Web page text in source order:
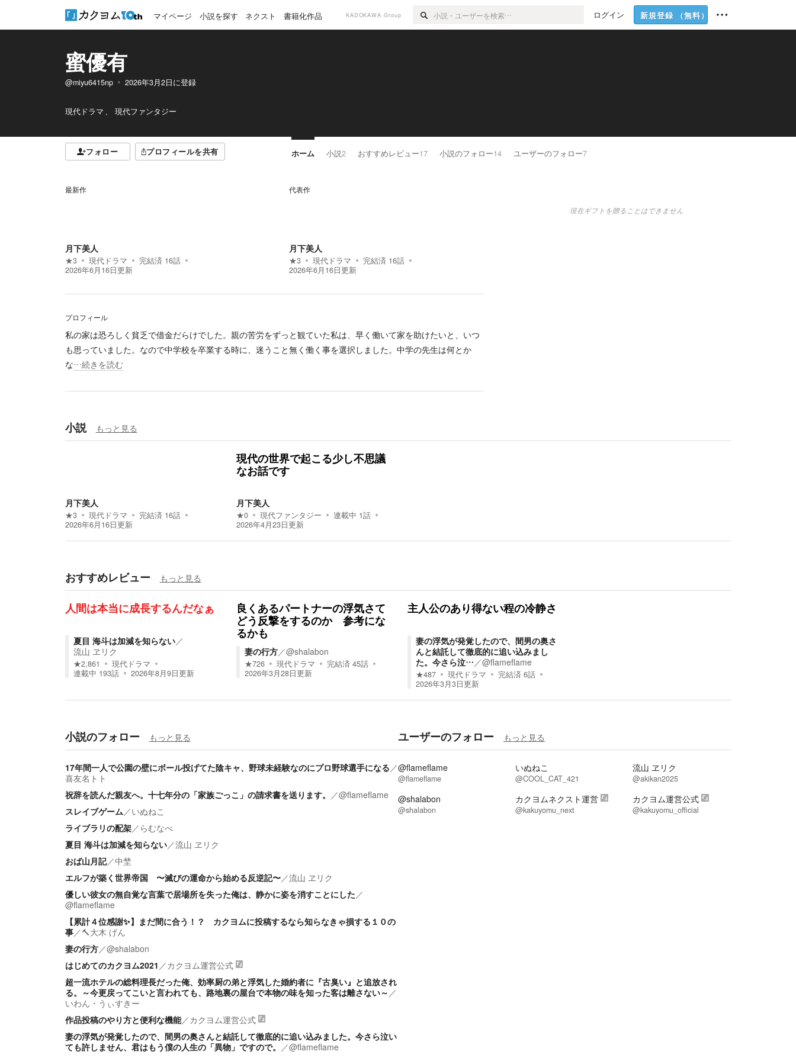
マイページ 小説を探す ネクスト 書籍化作品 KADOKAWA Group ログイン 新規登録 （無料）
蜜優有
@miyu6415np 2026年3月2日に登録
現代ドラマ 現代ファンタジー
フォロー プロフィールを共有 ホーム 小説2 おすすめレビュー17 小説のフォロー14 ユーザーのフォロー7
最新作
月下美人
★3 現代ドラマ 完結済 16話
2026年6月16日更新
代表作
月下美人
★3 現代ドラマ 完結済 16話
2026年6月16日更新
プロフィール
私の家は恐ろしく貧乏で借金だらけでした。親の苦労をずっと観ていた私は、早く働いて家を助けたいと、いつ
も思っていました。なので中学校を卒業する時に、迷うこと無く働く事を選択しました。中学の先生は何とか
な…続きを読む
現在ギフトを贈ることはできません
小説 もっと見る
月下美人
★3 現代ドラマ 完結済 16話
2026年6月16日更新
現代の世界で起こる少し不思議
なお話です
月下美人
★0 現代ファンタジー 連載中 1話
2026年4月23日更新
おすすめレビュー もっと見る
人間は本当に成長するんだなぁ
夏目 海斗は加減を知らない／
流山 ヱリク
★2,861
現代ドラマ
連載中 193話 2026年8月9日更新
良くあるパートナーの浮気さて
どう反撃をするのか 参考にな
るかも
妻の行方／@shalabon
★726 現代ドラマ 完結済 45話
2026年3月28日更新
主人公のあり得ない程の冷静さ
妻の浮気が発覚したので、間男の奥さ
んと結託して徹底的に追い込みまし
た。今さら泣…／@flameflame
★487 現代ドラマ 完結済 6話
2026年3月3日更新
小説のフォロー もっと見る
17年間一人で公園の壁にボール投げてた陰キャ、野球未経験なのにプロ野球選手になる／
喜友名トト
祝辞を読んだ親友へ。十七年分の「家族ごっこ」の請求書を送ります。 ／@flameflame
スレイブゲーム／いぬねこ
ライブラリの配架／ らむなべ
夏目 海斗は加減を知らない／流山 ヱリク
おば山月記／中埜
エルフが築く世界帝国 〜滅びの運命から始める反逆記〜／流山 ヱリク
優しい彼女の無自覚な言葉で居場所を失った俺は、静かに姿を消すことにした／
@flameflame
【累計４位感謝✨】まだ間に合う！？ カクヨムに投稿するなら知らなきゃ損する１０の
事／🔨大木 げん
妻の行方／@shalabon
はじめてのカクヨム2021 ／カクヨム運営公式
超一流ホテルの総料理長だった俺、効率厨の弟と浮気した婚約者に『古臭い』と追放され
る。～今更戻ってこいと言われても、路地裏の屋台で本物の味を知った客は離さない～ ／
いわん・うぃすきー
作品投稿のやり方と便利な機能／カクヨム運営公式
妻の浮気が発覚したので、間男の奥さんと結託して徹底的に追い込みました。今さら泣い
ても許しません、君はもう僕の人生の「異物」ですので。 ／@flameflame
ユーザーのフォロー もっと見る
@flameflame
@flameflame
いぬねこ
@COOL_CAT_421
流山 ヱリク
@akikan2025
@shalabon
@shalabon
カクヨムネクスト運営
@kakuyomu_next
カクヨム運営公式
@kakuyomu_official